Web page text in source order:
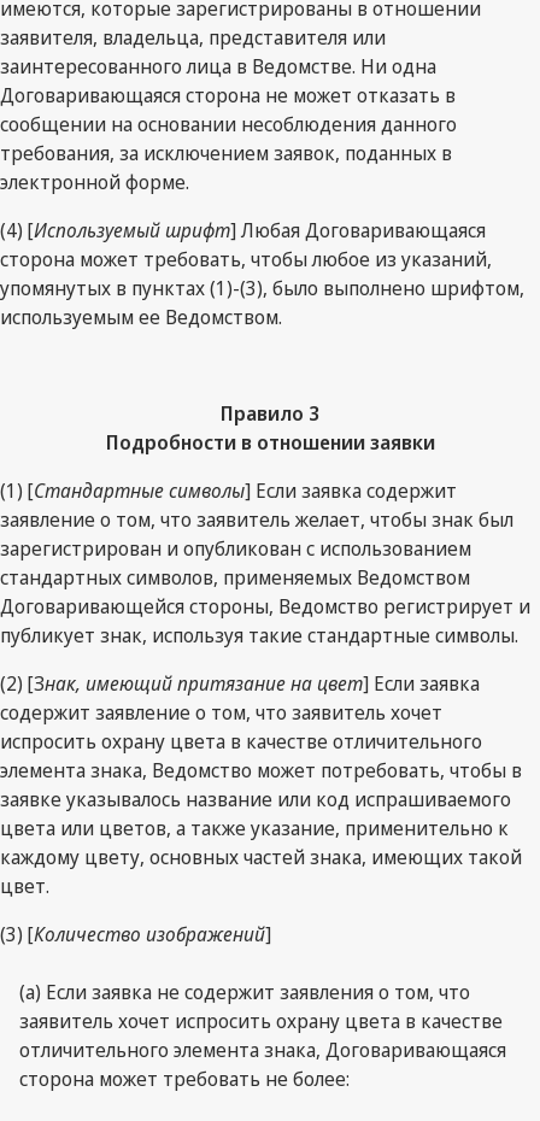
имеются, которые зарегистрированы в отношении
заявителя, владельца, представителя или
заинтересованного лица в Ведомстве. Ни одна
Договаривающаяся сторона не может отказать в
сообщении на основании несоблюдения данного
требования, за исключением заявок, поданных в
электронной форме.
(4) [Используемый шрифт] Любая Договаривающаяся
сторона может требовать, чтобы любое из указаний,
упомянутых в пунктах (1)-(3), было выполнено шрифтом,
используемым ее Ведомством.
Правило 3
Подробности в отношении заявки
(1) [Стандартные символы] Если заявка содержит
заявление о том, что заявитель желает, чтобы знак был
зарегистрирован и опубликован с использованием
стандартных символов, применяемых Ведомством
Договаривающейся стороны, Ведомство регистрирует и
публикует знак, используя такие стандартные символы.
(2) [Знак, имеющий притязание на цвет] Если заявка
содержит заявление о том, что заявитель хочет
испросить охрану цвета в качестве отличительного
элемента знака, Ведомство может потребовать, чтобы в
заявке указывалось название или код испрашиваемого
цвета или цветов, а также указание, применительно к
каждому цвету, основных частей знака, имеющих такой
цвет.
(3) [Количество изображений]
(а) Если заявка не содержит заявления о том, что
заявитель хочет испросить охрану цвета в качестве
отличительного элемента знака, Договаривающаяся
сторона может требовать не более: